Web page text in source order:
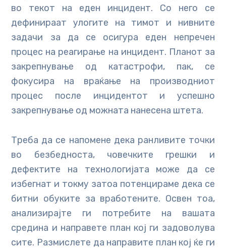
во текот на еден инцидент. Со него се
дефинираат улогите на тимот и нивните
задачи за да се осигура еден непречен
процес на реагирање на инцидент. Планот за
закрепнување од катастрофи, пак, се
фокусира на враќање на производниот
процес после инцидентот и успешно
закрепнување од можната нанесена штета.
Треба да се напомене дека ранливите точки
во безбедноста, човечките грешки и
дефектите на технологијата може да се
избегнат и токму затоа потенцираме дека се
битни обуките за вработените. Освен тоа,
анализирајте ги потребите на вашата
средина и направете план кој ги задоволува
сите. Размислете да направите план кој ќе ги